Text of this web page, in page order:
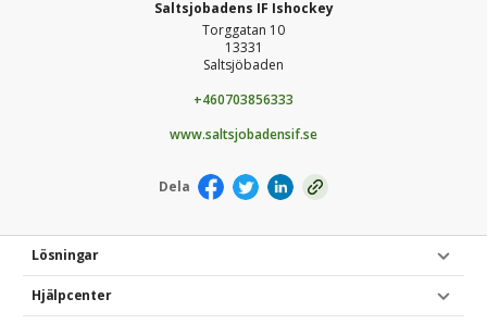
Saltsjobadens IF Ishockey
Torggatan 10
13331
Saltsjöbaden
+460703856333
www.saltsjobadensif.se
Dela
Lösningar
Hjälpcenter